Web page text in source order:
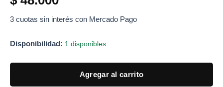
3 cuotas sin interés con Mercado Pago
Disponibilidad: 1 disponibles
Agregar al carrito